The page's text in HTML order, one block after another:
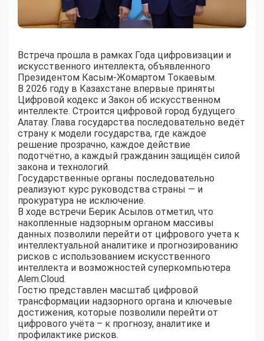
Встреча прошла в рамках Года цифровизации и
искусственного интеллекта, объявленного
Президентом Касым-Жомартом Токаевым.
В 2026 году в Казахстане впервые приняты
Цифровой кодекс и Закон об искусственном
интеллекте. Строится цифровой город будущего
Алатау. Глава государства последовательно ведёт
страну к модели государства, где каждое
решение прозрачно, каждое действие
подотчётно, а каждый гражданин защищён силой
закона и технологий.
Государственные органы последовательно
реализуют курс руководства страны — и
прокуратура не исключение.
В ходе встречи Берик Асылов отметил, что
накопленные надзорным органом массивы
данных позволили перейти от цифрового учета к
интеллектуальной аналитике и прогнозированию
рисков с использованием искусственного
интеллекта и возможностей суперкомпьютера
Alem.Cloud.
Гостю представлен масштаб цифровой
трансформации надзорного органа и ключевые
достижения, которые позволили перейти от
цифрового учёта – к прогнозу, аналитике и
профилактике рисков.